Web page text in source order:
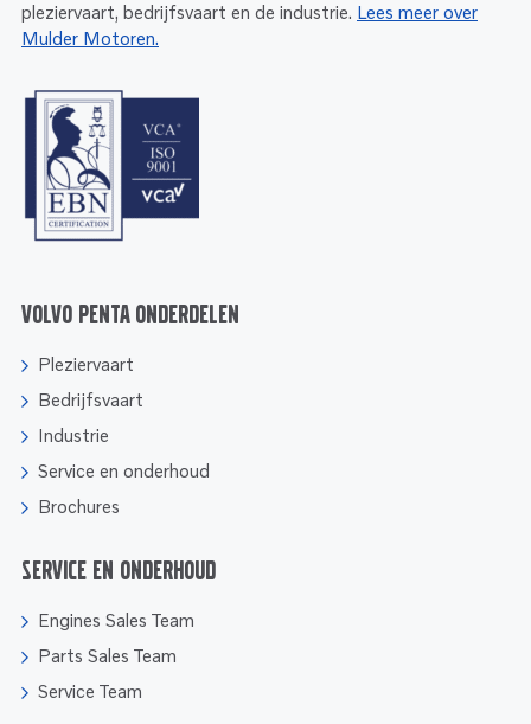
pleziervaart, bedrijfsvaart en de industrie. Lees meer over
Mulder Motoren.
Volvo Penta onderdelen
Pleziervaart
Bedrijfsvaart
Industrie
Service en onderhoud
Brochures
Service en onderhoud
Engines Sales Team
Parts Sales Team
Service Team